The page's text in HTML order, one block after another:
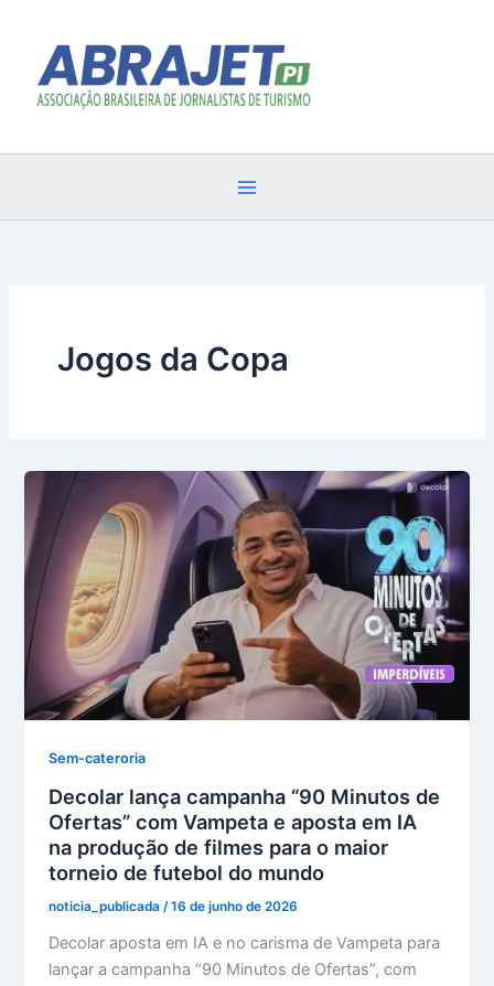
conteúdo
Jogos da Copa
Sem-cateroria
Decolar lança campanha “90 Minutos de
Ofertas” com Vampeta e aposta em IA
na produção de filmes para o maior
torneio de futebol do mundo
noticia_publicada/16 de junho de 2026
Decolar aposta em IA e no carisma de Vampeta para
lançar a campanha “90 Minutos de Ofertas”, com